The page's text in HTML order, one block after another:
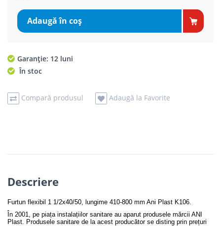
Adaugă în coş
Garanție: 12 luni
În stoc
Compară produsul Adaugă la Favorite
Descriere
Furtun flexibil 1 1/2x40/50, lungime 410-800 mm Ani Plast K106.
În 2001, pe piața instalațiilor sanitare au aparut produsele mărcii ANI
Plast. Produsele sanitare de la acest producător se disting prin prețuri